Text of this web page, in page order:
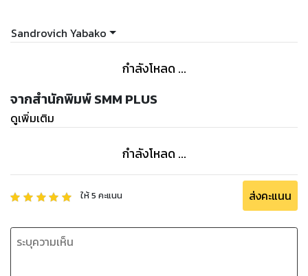
Sandrovich Yabako
กำลังโหลด ...
จากสำนักพิมพ์ SMM PLUS
ดูเพิ่มเติม
กำลังโหลด ...
ให้5 คะแนน ส่งคะแนน